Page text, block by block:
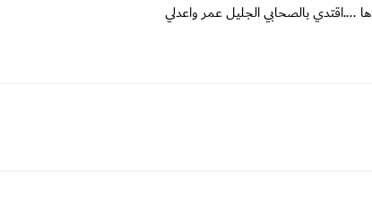
....اقتدي بالصحابي الجليل عمر واعدلي